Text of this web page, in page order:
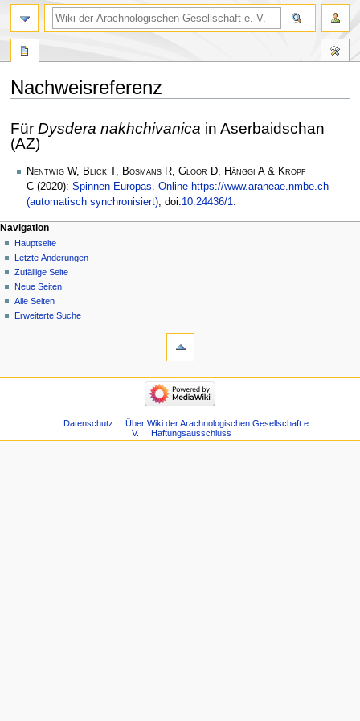
Nachweisreferenz
Navigation
springen
Suche
springen
Für Dysdera nakhchivanica in Aserbaidschan
(AZ)
Nentwig W, Blick T, Bosmans R, Gloor D, Hänggi A & Kropf
C (2020): Spinnen Europas. Online https://www.araneae.nmbe.ch
(automatisch synchronisiert), doi:10.24436/1.
Navigation
Hauptseite
Letzte Änderungen
Zufällige Seite
Neue Seiten
Alle Seiten
Erweiterte Suche
Datenschutz
Über Wiki der Arachnologischen Gesellschaft e.
V.
Haftungsausschluss